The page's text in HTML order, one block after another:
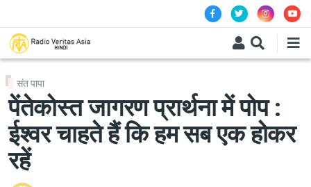
संत पापा
पेंतेकोस्त जागरण प्रार्थना में पोप :
ईश्वर चाहते हैं कि हम सब एक होकर
रहें